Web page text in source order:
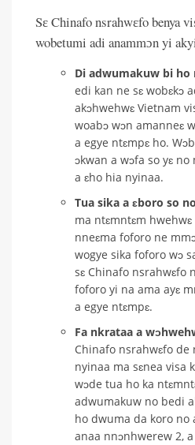
Sɛ Chinafo nsrahwɛfo benya
wobetumi adi anammɔn yi
Di adwumakuw bi ho
edi kan ne sɛ wobɛkɔ
akɔhwehwɛ Vietnam
woabɔ wɔn amanneɛ
a egye ntɛmpɛ ho.
ɔkwan a wɔfa so yɛ
a ɛho hia nyinaa.
Tua sika a ɛboro so no
ma ntɛmntɛm
nneɛma foforo ne
wogye sika foforo wɔ
sɛ Chinafo nsrahwɛfo
foforo yi na ama ayɛ
a egye ntɛmpɛ.
Fa nkrataa a
Chinafo nsrahwɛfo de
nyinaa ma sɛnea visa
wɔde tua ho ka
adwumakuw no bedi
ho dwuma da koro no
anaa nnɔnhwerew 2,